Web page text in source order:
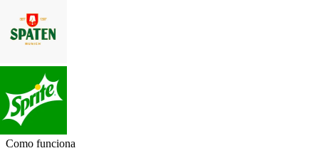
Como funciona